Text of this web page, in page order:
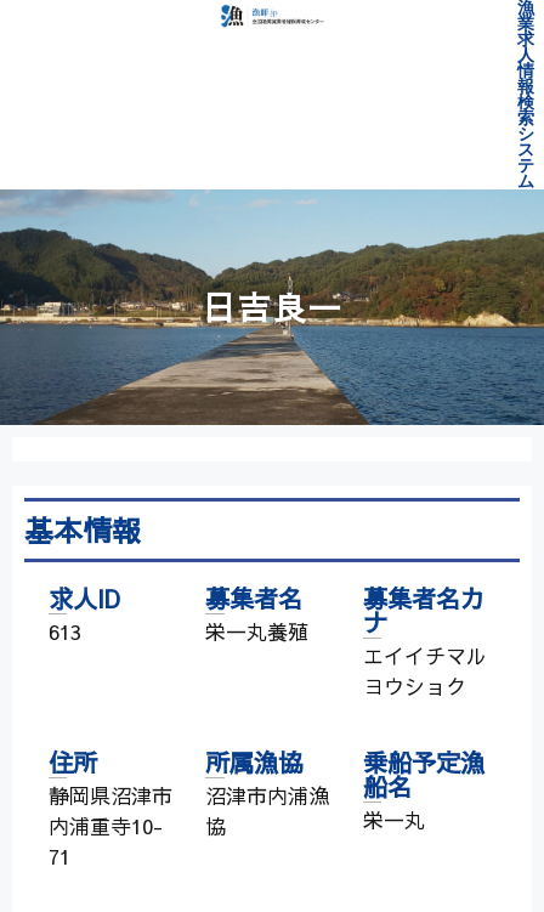
漁
業
求
人
情
報
検
索
シ
ス
テ
ム
日吉良一
基本情報
求人ID
613
募集者名
栄一丸養殖
募集者名カ
ナ
エイイチマル
ヨウショク
住所
静岡県沼津市
内浦重寺10-
71
所属漁協
沼津市内浦漁
協
乗船予定漁
船名
栄一丸